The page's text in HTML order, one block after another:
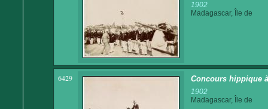
1902
Madagascar, Île de
6429 Concours hippique
1902
Madagascar, Île de